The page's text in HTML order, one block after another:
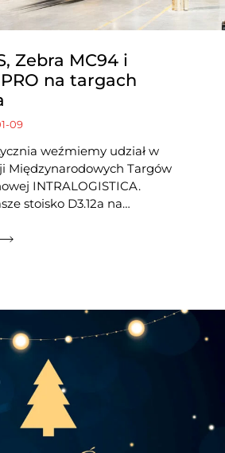
Zebra MC94 i
na targach
09
weźmiemy udział w
Międzynarodowych Targów
INTRALOGISTICA.
stoisko D3.12a na…